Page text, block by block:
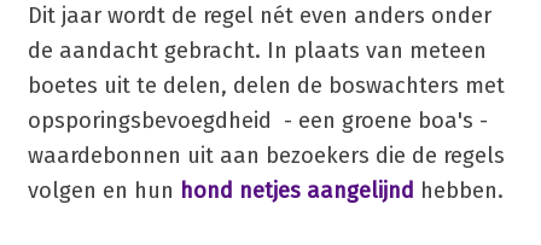
Dit jaar wordt de regel nét even anders onder
de aandacht gebracht. In plaats van meteen
boetes uit te delen, delen de boswachters met
opsporingsbevoegdheid - een groene boa's -
waardebonnen uit aan bezoekers die de regels
volgen en hun hond netjes aangelijnd hebben.